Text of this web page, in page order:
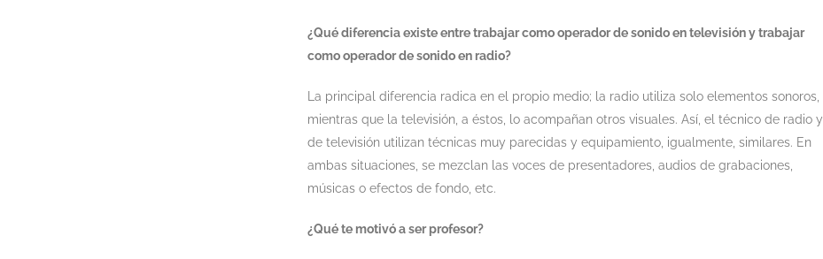
¿Qué diferencia existe entre trabajar como operador de sonido en televisión y trabajar
como operador de sonido en radio?
La principal diferencia radica en el propio medio; la radio utiliza solo elementos sonoros,
mientras que la televisión, a éstos, lo acompañan otros visuales. Así, el técnico de radio y
de televisión utilizan técnicas muy parecidas y equipamiento, igualmente, similares. En
ambas situaciones, se mezclan las voces de presentadores, audios de grabaciones,
músicas o efectos de fondo, etc.
¿Qué te motivó a ser profesor?